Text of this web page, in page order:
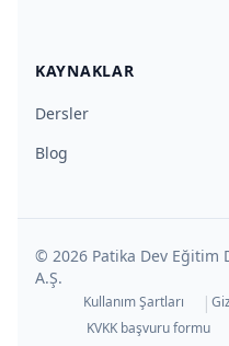
KAYNAKLAR
Dersler
Blog
© 2026 Patika Dev Eğitim
A.Ş.
Kullanım Şartları |
KVKK başvuru formu